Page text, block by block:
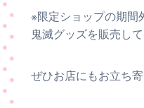
※限定ショップの期間
鬼滅グッズを販売して
ぜひお店にもお立ち寄